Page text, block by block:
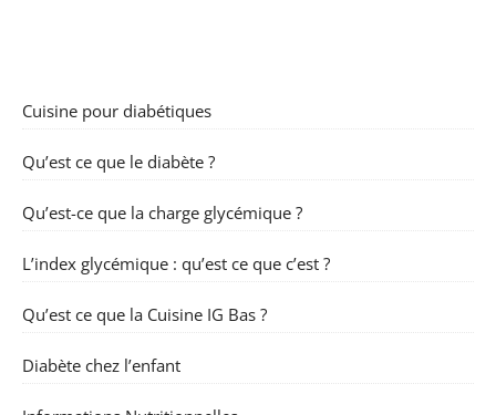
Cuisine pour diabétiques
Qu’est ce que le diabète ?
Qu’est-ce que la charge glycémique ?
L’index glycémique : qu’est ce que c’est ?
Qu’est ce que la Cuisine IG Bas ?
Diabète chez l’enfant